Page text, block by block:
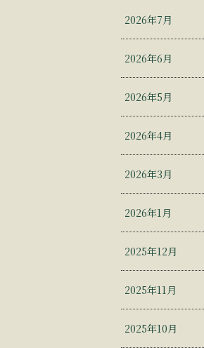
2026年7月
2026年6月
2026年5月
2026年4月
2026年3月
2026年1月
2025年12月
2025年11月
2025年10月